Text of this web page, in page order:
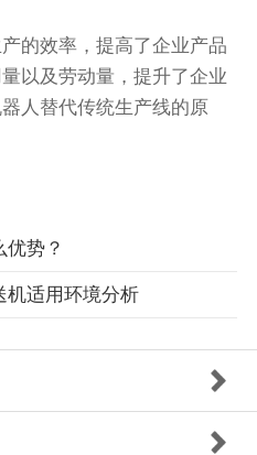
的效率，提高了企业产品
以及劳动量，提升了企业
人替代传统生产线的原
优势？
机适用环境分析